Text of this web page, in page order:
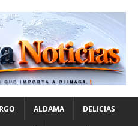
ALDAMA DELICIAS